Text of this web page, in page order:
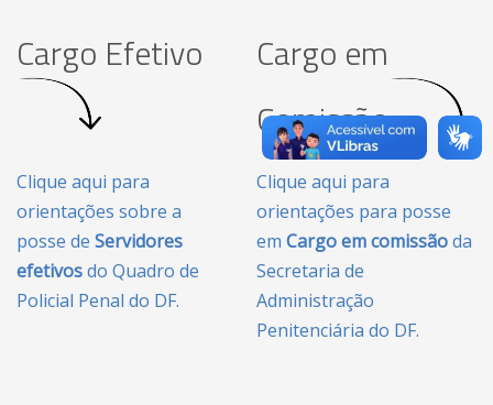
Cargo Efetivo
Cargo em
Comissão
Clique aqui para
orientações sobre a
posse de Servidores
efetivosdo Quadro de
Policial Penal do DF.
Clique aqui para
orientações para posse
em Cargo em comissãoda
Secretaria de
Administração
Penitenciária do DF.